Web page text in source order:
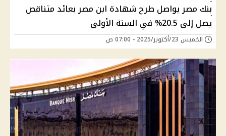
بنك مصر يواصل طرح شهادة ابن مصر بعائد متناقص
يصل إلى 20.5% في السنة الأولى
الخميس 23/أكتوبر/2025 - 07:00 ص